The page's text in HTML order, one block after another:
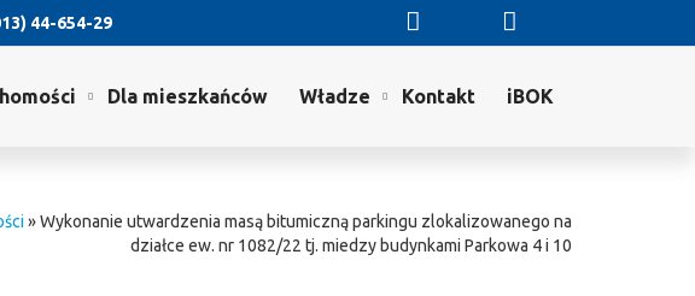
44-654-29
Dla mieszkańców Władze Kontakt iBOK
»Wykonanie utwardzenia masą bitumiczną parkingu zlokalizowanego na
działce ew. nr 1082/22 tj. miedzy budynkami Parkowa 4 i 10